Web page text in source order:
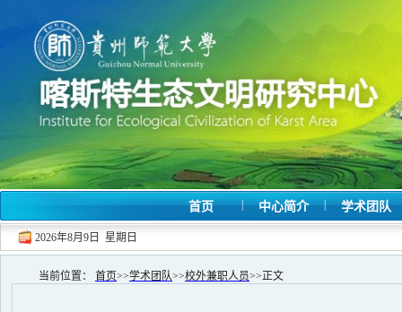
首页 | 中心简介 | 学术团队
2026年8月9日 星期日
当前位置： 首页>>学术团队>>校外兼职人员>>正文